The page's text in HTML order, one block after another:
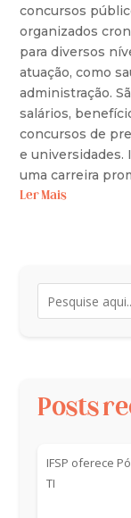
concursos
organizados
para diversos
atuação, como
administração.
salários,
concursos de
e universidades.
uma carreira
Ler Mais
Posts
IFSP oferece
TI